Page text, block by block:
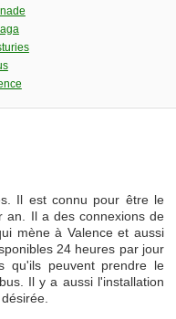
Il est connu pour être le
an. Il a des connexions de
mène à Valence et aussi
24 heures par jour
qu'ils peuvent prendre le
Il y a aussi l'installation